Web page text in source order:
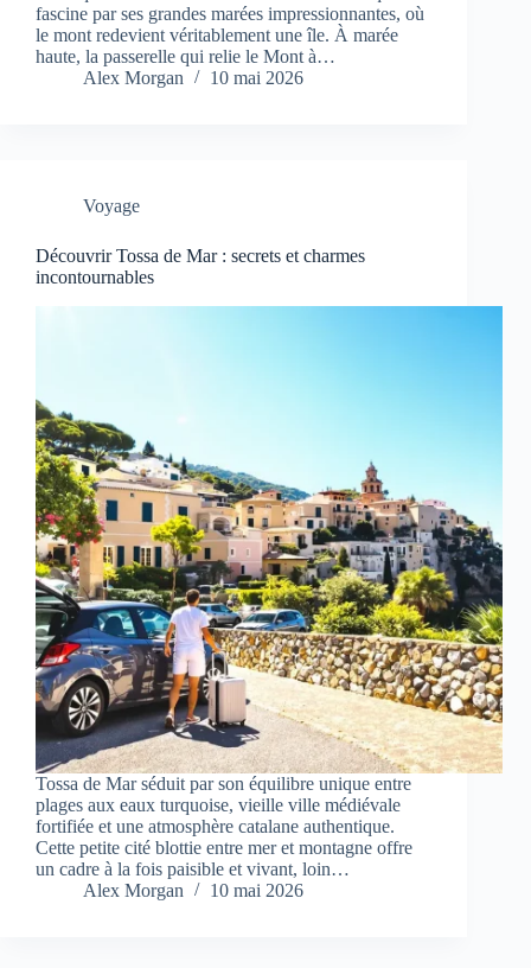
fascine par ses grandes marées impressionnantes, où
le mont redevient véritablement une île. À marée
haute, la passerelle qui relie le Mont à…
Alex Morgan
10 mai 2026
Voyage
Découvrir Tossa de Mar : secrets et charmes
incontournables
Tossa de Mar séduit par son équilibre unique entre
plages aux eaux turquoise, vieille ville médiévale
fortifiée et une atmosphère catalane authentique.
Cette petite cité blottie entre mer et montagne offre
un cadre à la fois paisible et vivant, loin…
Alex Morgan
10 mai 2026